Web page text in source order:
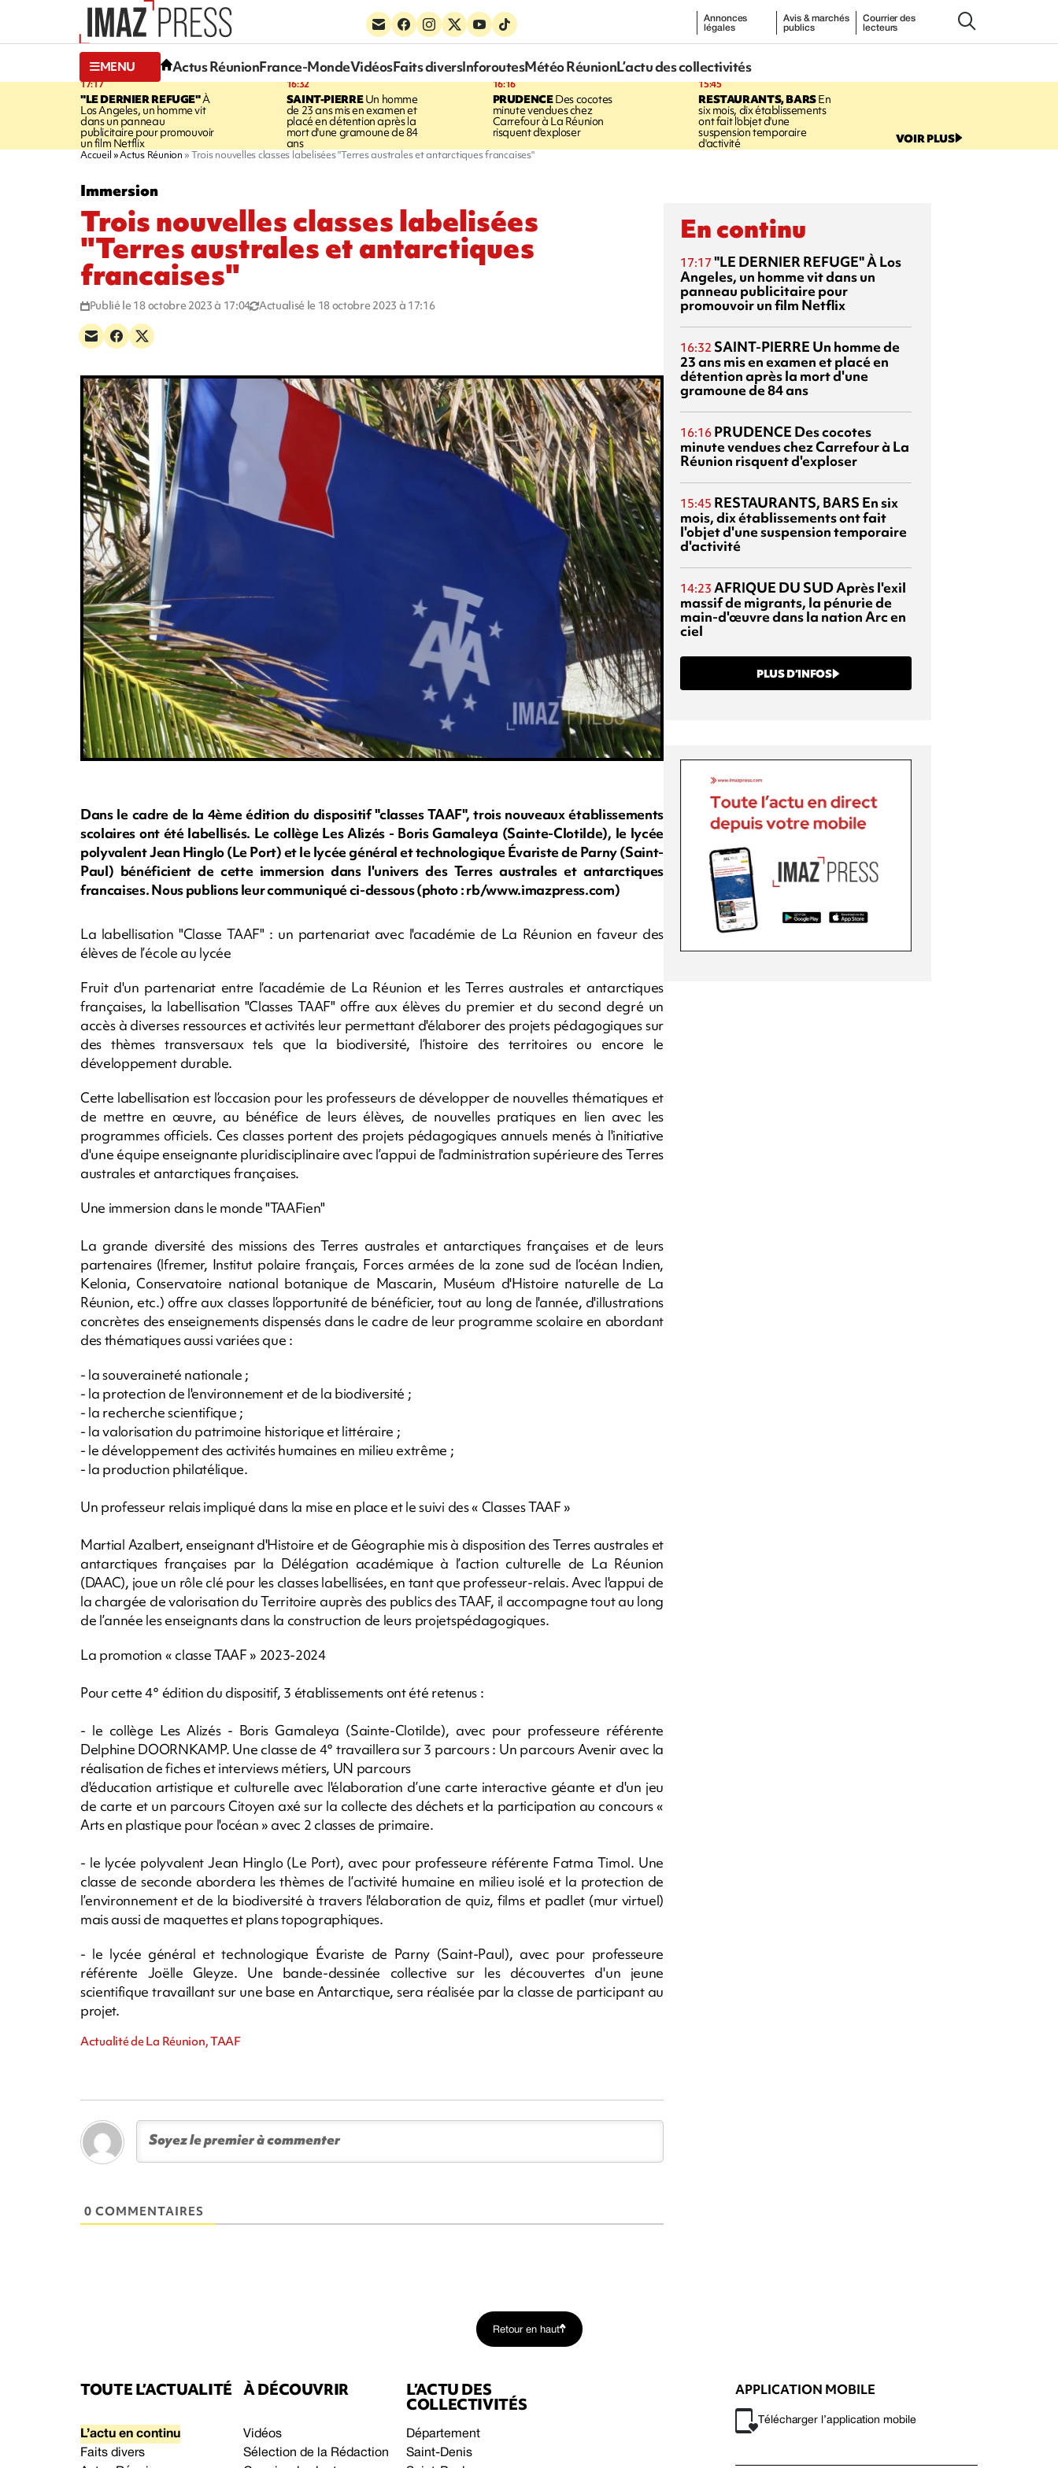
Annonces
légales
Avis & marchés
publics
Courrier des
lecteurs
MENU Actus RéunionFrance-MondeVidéosFaits diversInforoutesMétéo RéunionL’actu des collectivités
17:17
"LE DERNIER REFUGE"À
Los Angeles, un homme vit
dans un panneau
publicitaire pour promouvoir
un film Netflix
16:32
SAINT-PIERREUn homme
de 23 ans mis en examen et
placé en détention après la
mort d'une gramoune de 84
ans
16:16
PRUDENCEDes cocotes
minute vendues chez
Carrefour à La Réunion
risquent d'exploser
15:45
RESTAURANTS, BARSEn
six mois, dix établissements
ont fait l'objet d'une
suspension temporaire
d'activité VOIR PLUS
Accueil Actus Réunion Trois nouvelles classes labelisées "Terres australes et antarctiques francaises"
Immersion
Trois nouvelles classes labelisées
"Terres australes et antarctiques
francaises"
Publié le 18 octobre 2023 à 17:04 Actualisé le 18 octobre 2023 à 17:16
Dans le cadre de la 4ème édition du dispositif "classes TAAF", trois nouveaux établissements
scolaires ont été labellisés. Le collège Les Alizés - Boris Gamaleya (Sainte-Clotilde), le lycée
polyvalent Jean Hinglo (Le Port) et le lycée général et technologique Évariste de Parny (Saint-
Paul) bénéficient de cette immersion dans l'univers des Terres australes et antarctiques
francaises. Nous publions leur communiqué ci-dessous (photo : rb/www.imazpress.com)
La labellisation "Classe TAAF" : un partenariat avec l'académie de La Réunion en faveur des
élèves de l’école au lycée
Fruit d'un partenariat entre l‘académie de La Réunion et les Terres australes et antarctiques
françaises, la labellisation "Classes TAAF" offre aux élèves du premier et du second degré un
accès à diverses ressources et activités leur permettant d'élaborer des projets pédagogiques sur
des thèmes transversaux tels que la biodiversité, l’histoire des territoires ou encore le
développement durable.
Cette labellisation est l’occasion pour les professeurs de développer de nouvelles thématiques et
de mettre en œuvre, au bénéfice de leurs élèves, de nouvelles pratiques en lien avec les
programmes officiels. Ces classes portent des projets pédagogiques annuels menés à l'initiative
d'une équipe enseignante pluridisciplinaire avec l’appui de l'administration supérieure des Terres
australes et antarctiques françaises.
Une immersion dans le monde "TAAFien"
La grande diversité des missions des Terres australes et antarctiques françaises et de leurs
partenaires (lfremer, Institut polaire français, Forces armées de la zone sud de l’océan Indien,
Kelonia, Conservatoire national botanique de Mascarin, Muséum d'Histoire naturelle de La
Réunion, etc.) offre aux classes l’opportunité de bénéficier, tout au long de l'année, d'illustrations
concrètes des enseignements dispensés dans le cadre de leur programme scolaire en abordant
des thématiques aussi variées que :
- la souveraineté nationale ;
- la protection de l'environnement et de la biodiversité ;
- la recherche scientifique ;
- la valorisation du patrimoine historique et littéraire ;
- le développement des activités humaines en milieu extrême ;
- la production philatélique.
Un professeur relais impliqué dans la mise en place et le suivi des « Classes TAAF »
Martial Azalbert, enseignant d'Histoire et de Géographie mis à disposition des Terres australes et
antarctiques françaises par la Délégation académique à l’action culturelle de La Réunion
(DAAC), joue un rôle clé pour les classes labellisées, en tant que professeur-relais. Avec l'appui de
la chargée de valorisation du Territoire auprès des publics des TAAF, il accompagne tout au long
de l’année les enseignants dans la construction de leurs projetspédagogiques.
La promotion « classe TAAF » 2023-2024
Pour cette 4° édition du dispositif, 3 établissements ont été retenus :
- le collège Les Alizés - Boris Gamaleya (Sainte-Clotilde), avec pour professeure référente
Delphine DOORNKAMP. Une classe de 4° travaillera sur 3 parcours : Un parcours Avenir avec la
réalisation de fiches et interviews métiers, UN parcours
d'éducation artistique et culturelle avec l'élaboration d’une carte interactive géante et d'un jeu
de carte et un parcours Citoyen axé sur la collecte des déchets et la participation au concours «
Arts en plastique pour l'océan » avec 2 classes de primaire.
- le lycée polyvalent Jean Hinglo (Le Port), avec pour professeure référente Fatma Timol. Une
classe de seconde abordera les thèmes de l’activité humaine en milieu isolé et la protection de
l’environnement et de la biodiversité à travers l'élaboration de quiz, films et padlet (mur virtuel)
mais aussi de maquettes et plans topographiques.
- le lycée général et technologique Évariste de Parny (Saint-Paul), avec pour professeure
référente Joëlle Gleyze. Une bande-dessinée collective sur les découvertes d'un jeune
scientifique travaillant sur une base en Antarctique, sera réalisée par la classe de participant au
projet.
Actualité de La Réunion, TAAF
0 COMMENTAIRES
En continu
17:17 "LE DERNIER REFUGE"À Los
Angeles, un homme vit dans un
panneau publicitaire pour
promouvoir un film Netflix
16:32 SAINT-PIERRE Un homme de
23 ans mis en examen et placé en
détention après la mort d'une
gramoune de 84 ans
16:16 PRUDENCE Des cocotes
minute vendues chez Carrefour à La
Réunion risquent d'exploser
15:45 RESTAURANTS, BARS En six
mois, dix établissements ont fait
l'objet d'une suspension temporaire
d'activité
14:23 AFRIQUE DU SUDAprès l'exil
massif de migrants, la pénurie de
main-d'œuvre dans la nation Arc en
ciel
PLUS D’INFOS
Retour en haut
TOUTE L’ACTUALITÉ
L’actu en continu
Faits divers
À DÉCOUVRIR
Vidéos
Sélection de la Rédaction
L’ACTU DES
COLLECTIVITÉS
Département
Saint-Denis
APPLICATION MOBILE
Télécharger l’application mobile